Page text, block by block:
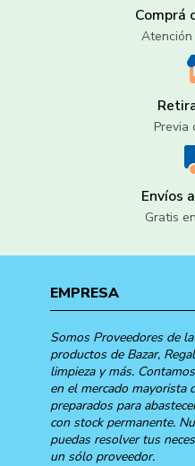
Comprá
Atención
Previa
Envíos
Gratis
EMPRESA
Somos Proveedores de
productos de Bazar,
limpieza y más.
en el mercado mayorista
preparados para
con stock permanente.
puedas resolver tus
un sólo proveedor.